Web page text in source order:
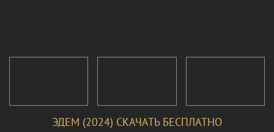
ЭДЕМ (2024) СКАЧАТЬ БЕСПЛАТНО